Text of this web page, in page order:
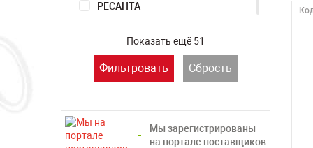
РЕСАНТА
ТСС
Показать ещё 51
Фильтровать Сбрость
Мы зарегистрированы
на портале поставщиков